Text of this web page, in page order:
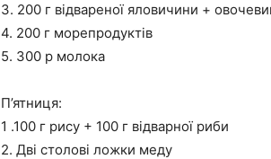
3. 200 г відвареної яловичини +
4. 200 г морепродуктів
5. 300 р молока
П’ятниця:
1 .100 г рису + 100 г відварної риби
2. Дві столові ложки меду